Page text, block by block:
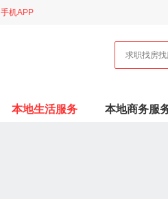
手机APP
本地生活服务 本地商务服